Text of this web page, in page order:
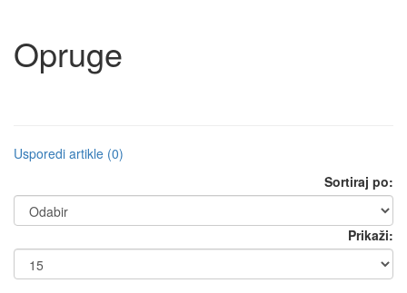
Opruge
Usporedi artikle (0)
Sortiraj po:
Prikaži: